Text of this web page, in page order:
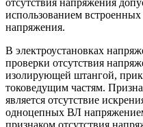
использованием
напряжения.
В электроустановках
проверки отсутствия
изолирующей штангой,
токоведущим частям.
является отсутствие
одноцепных ВЛ
признаком отсутствия